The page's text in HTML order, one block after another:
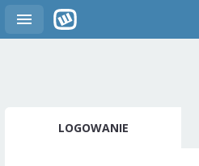
LOGOWANIE